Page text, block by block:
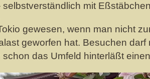
mit
gewesen, wenn man nicht
geworfen hat. Besuchen darf
schon das Umfeld hinterläßt